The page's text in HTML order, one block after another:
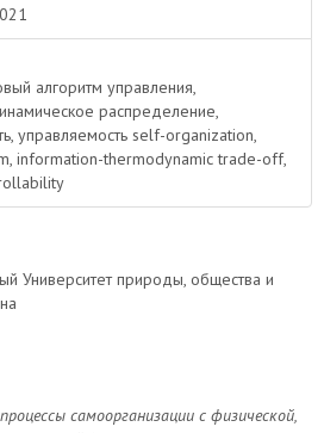
алгоритм управления,
распределение,
управляемость self-organization,
information-thermodynamic trade-off,
Университет природы, общества и
самоорганизации с физической,